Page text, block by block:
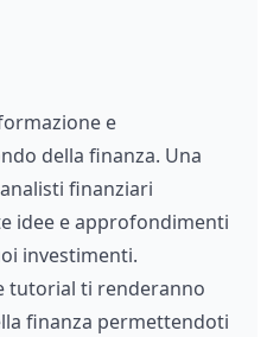
e
della finanza. Una
finanziari
idee e approfondimenti
investimenti.
tutorial ti renderanno
finanza permettendoti